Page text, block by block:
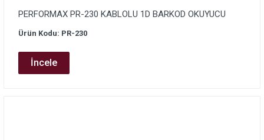
PERFORMAX PR-230 KABLOLU 1D BARKOD OKUYUCU
Ürün Kodu: PR-230
İncele